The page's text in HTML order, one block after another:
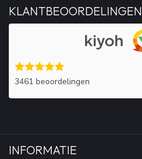
KLANTBEOORDELINGEN
3461 beoordelingen
INFORMATIE